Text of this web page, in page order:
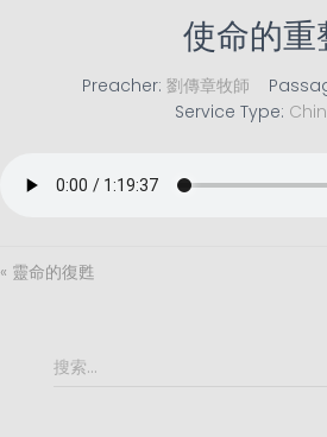
使命的重
Preacher: 劉傳章牧師
Service Type:
« 靈命的復甦
搜
索
搜索…